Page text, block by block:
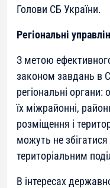
Голови СБ України.
Регіональні
З метою
законом завдань в
регіональні органи:
їх міжрайонні,
розміщення і
можуть не
територіальним
В інтересах